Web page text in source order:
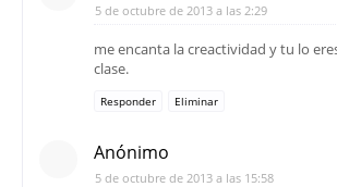
5 de octubre de 2013 a las 2:29
me encanta la creactividad y tu lo
clase.
Responder Eliminar
Anónimo
5 de octubre de 2013 a las 15:58